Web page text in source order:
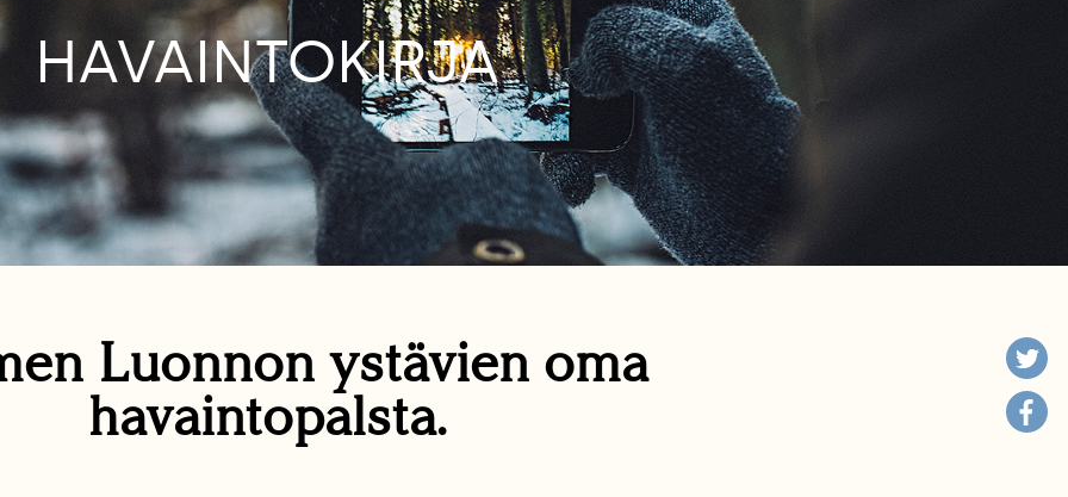
HAVAINTOKIRJA
Luonnon ystävien oma
havaintopalsta.